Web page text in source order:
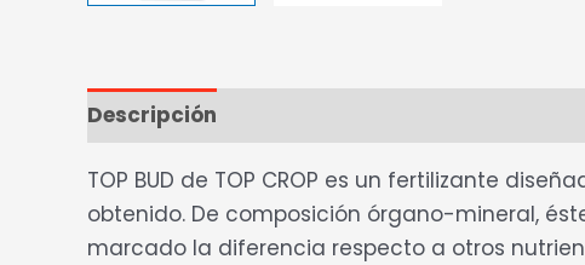
Descripción
TOP BUD de TOP CROP es un fertilizante
obtenido. De composición órgano-mineral,
marcado la diferencia respecto a otros